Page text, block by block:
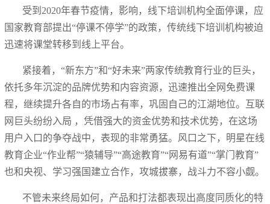
受到2020年春节疫情，影响，线下培训机构全面停课，应
国家教育部提出“停课不停学”的政策，传统线下培训机构被迫
迅速将课堂转移到线上平台。
紧接着，“新东方”和“好未来”两家传统教育行业的巨头，
依托多年沉淀的品牌优势和内容资源，迅速推出全网免费课
程，继续提升各自的市场占有率，巩固自己的江湖地位。互联
网巨头纷纷入局 ，凭借强大的资金优势和技术优势，在这场
用户入口的争夺战中，表现的非常勇猛。风口之下，明星在线
教育企业“作业帮”“猿辅导”“高途教育”“网易有道”“掌门教育”
也和央视、学习强国建立合作，攻城拔寨，战斗力不容小觑。
不管未来终局如何，产品和打法都表现出高度同质化的特